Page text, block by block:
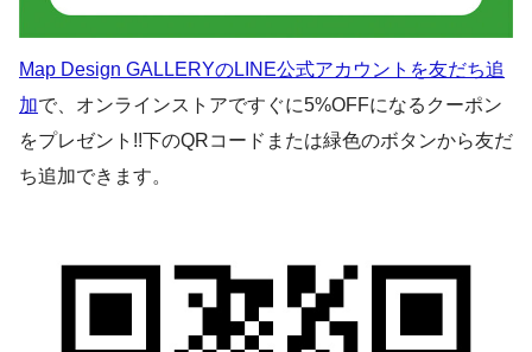
Map Design GALLERYのLINE公式アカウントを友だち追
加で、オンラインストアですぐに5%OFFになるクーポン
をプレゼント!!下のQRコードまたは緑色のボタンから友だ
ち追加できます。